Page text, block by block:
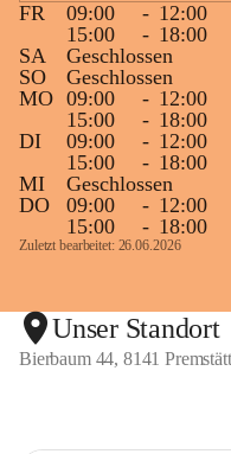
FR
09:00 - 12:00
15:00
- 18:00
SA
Geschlossen
SO
Geschlossen
MO 09:00 - 12:00
15:00
- 18:00
DI
09:00 - 12:00
15:00
- 18:00
MI
Geschlossen
DO
09:00 - 12:00
15:00
- 18:00
Zuletzt bearbeitet: 26.06.2026
Unser Standort
Bierbaum 44, 8141